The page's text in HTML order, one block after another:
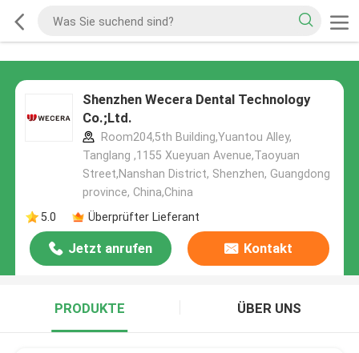
Shenzhen Wecera Dental Technology
Co.;Ltd.
Room204,5th Building,Yuantou Alley,
Tanglang ,1155 Xueyuan Avenue,Taoyuan
Street,Nanshan District, Shenzhen, Guangdong
province, China,China
5.0
Überprüfter Lieferant
Jetzt anrufen Kontakt
PRODUKTE ÜBER UNS